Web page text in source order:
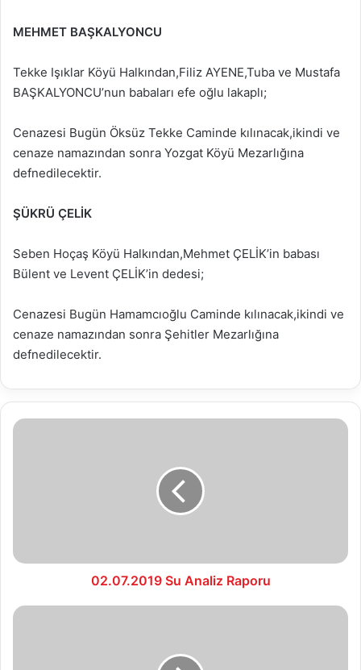
MEHMET BAŞKALYONCU
Tekke Işıklar Köyü Halkından,Filiz AYENE,Tuba ve Mustafa
BAŞKALYONCU’nun babaları efe oğlu lakaplı;
Cenazesi Bugün Öksüz Tekke Caminde kılınacak,ikindi ve
cenaze namazından sonra Yozgat Köyü Mezarlığına
defnedilecektir.
ŞÜKRÜ ÇELİK
Seben Hoçaş Köyü Halkından,Mehmet ÇELİK’in babası
Bülent ve Levent ÇELİK’in dedesi;
Cenazesi Bugün Hamamcıoğlu Caminde kılınacak,ikindi ve
cenaze namazından sonra Şehitler Mezarlığına
defnedilecektir.
02.07.2019
02.07.2019 Su Analiz Raporu
03.07.2019